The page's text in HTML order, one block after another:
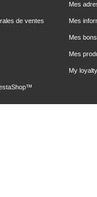
de ventes
™
Mes
Mes
Mes
Mes
My